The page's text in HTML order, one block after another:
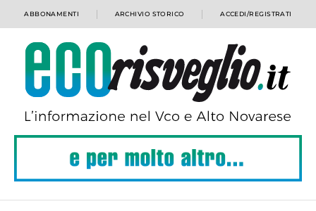
ABBONAMENTI ARCHIVIO STORICO ACCEDI/REGISTRATI